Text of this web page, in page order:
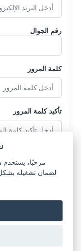
رقم الجوال
كلمة المرور
تأكيد كلمة المرور
مرحبًا، يستخدم
لضمان تشغيله بشكل